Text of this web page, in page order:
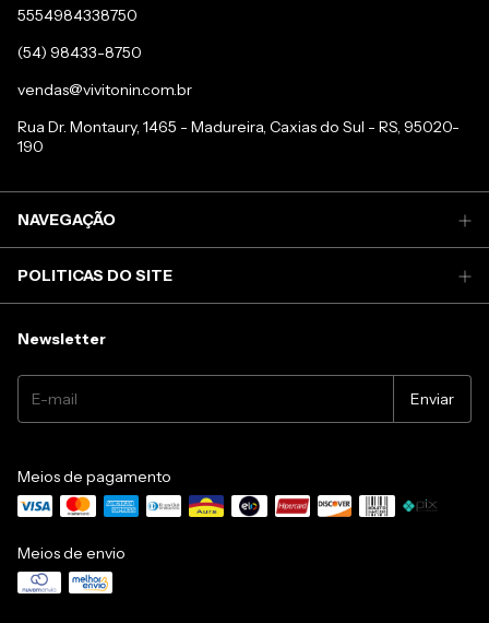
5554984338750
(54) 98433-8750
vendas@vivitonin.com.br
Rua Dr. Montaury, 1465 - Madureira, Caxias do Sul - RS, 95020-
190
NAVEGAÇÃO
POLITICAS DO SITE
Newsletter
Meios de pagamento
Meios de envio